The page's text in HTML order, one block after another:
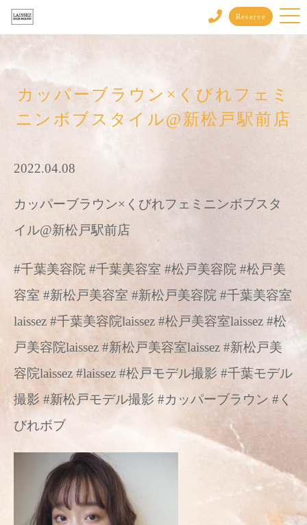
Reserve
カッパーブラウン×くびれフェミ
ニンボブスタイル@新松戸駅前店
2022.04.08
カッパーブラウン×くびれフェミニンボブスタ
イル@新松戸駅前店
#千葉美容院 #千葉美容室 #松戸美容院 #松戸美
容室 #新松戸美容室 #新松戸美容院 #千葉美容室
laissez #千葉美容院laissez #松戸美容室laissez #松
戸美容院laissez #新松戸美容室laissez #新松戸美
容院laissez #laissez #松戸モデル撮影 #千葉モデル
撮影 #新松戸モデル撮影 #カッパーブラウン #く
びれボブ